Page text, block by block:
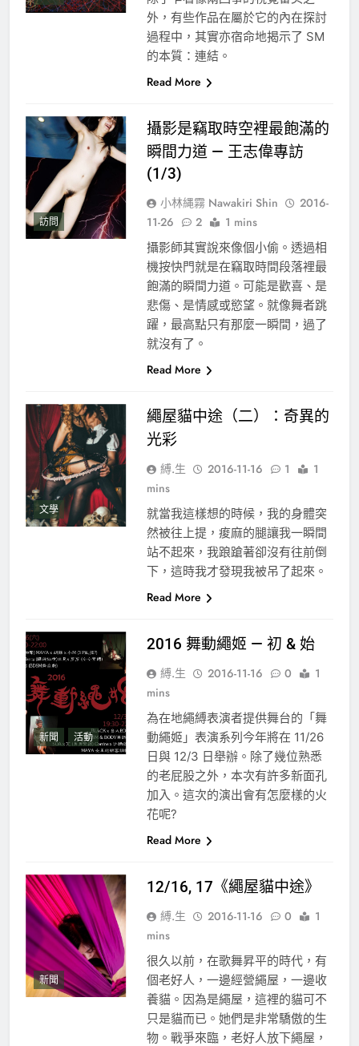
外，有些作品在屬於它的內在探討
過程中，其實亦宿命地揭示了 SM
的本質：連結。
Read More
訪問
攝影是竊取時空裡最飽滿的
瞬間力道 — 王志偉專訪
(1/3)
小林縄霧 Nawakiri Shin
2016-
11-26
2 1 mins
攝影師其實說來像個小偷。透過相
機按快門就是在竊取時間段落裡最
飽滿的瞬間力道。可能是歡喜、是
悲傷、是情感或慾望。就像舞者跳
躍，最高點只有那麼一瞬間，過了
就沒有了。
Read More
文學
繩屋貓中途（二）：奇異的
光彩
縛.生 2016-11-16 1
1
mins
就當我這樣想的時候，我的身體突
然被往上提，痠麻的腿讓我一瞬間
站不起來，我踉蹌著卻沒有往前倒
下，這時我才發現我被吊了起來。
Read More
新聞 活動
2016 舞動繩姬 — 初 & 始
縛.生 2016-11-16 0
1
mins
為在地繩縛表演者提供舞台的「舞
動繩姬」表演系列今年將在 11/26
日與 12/3 日舉辦。除了幾位熟悉
的老屁股之外，本次有許多新面孔
加入。這次的演出會有怎麼樣的火
花呢?
Read More
新聞
12/16, 17《繩屋貓中途》
縛.生 2016-11-16 0
1
mins
很久以前，在歌舞昇平的時代，有
個老好人，一邊經營繩屋，一邊收
養貓。因為是繩屋，這裡的貓可不
只是貓而已。她們是非常驕傲的生
物。戰爭來臨，老好人放下繩屋，